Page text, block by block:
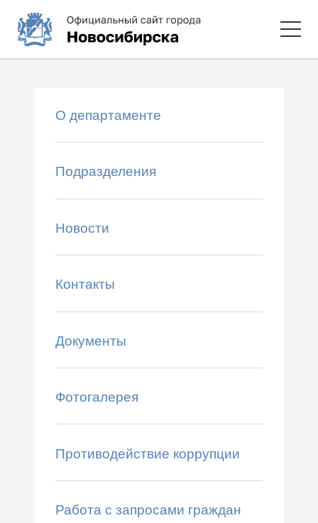
О департаменте
Подразделения
Новости
Контакты
Документы
Фотогалерея
Противодействие коррупции
Работа с запросами граждан